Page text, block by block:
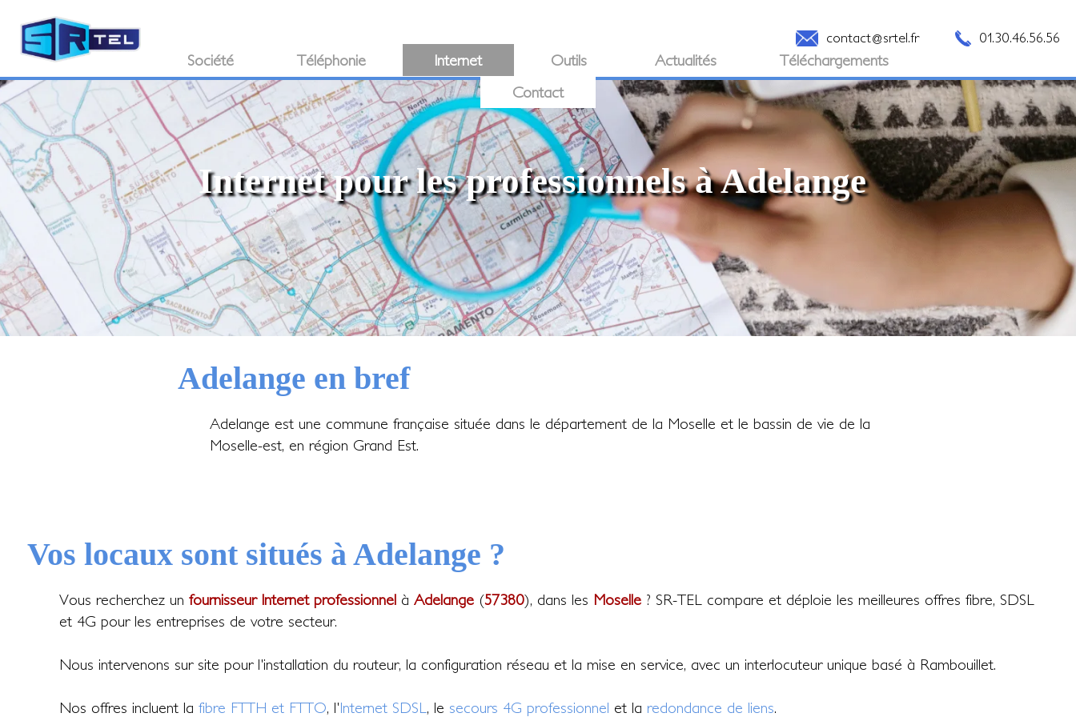
contact@srtel.fr 01.30.46.56.56
Société Téléphonie Internet Outils Actualités
Téléchargements
Contact
Internet pour les professionnels à Adelange
Adelange en bref
Adelange est une commune française située dans le département de la Moselle et le bassin de vie de la
Moselle-est, en région Grand Est.
Vos locaux sont situés à Adelange ?
Vous recherchez un fournisseur Internet professionnelà Adelange(57380), dans les Moselle? SR-TEL compare et déploie les meilleures offres fibre, SDSL
et 4G pour les entreprises de votre secteur.
Nous intervenons sur site pour l'installation du routeur, la configuration réseau et la mise en service, avec un interlocuteur unique basé à Rambouillet.
Nos offres incluent la fibre FTTH et FTTO, l'Internet SDSL , le secours 4G professionnel et la redondance de liens.